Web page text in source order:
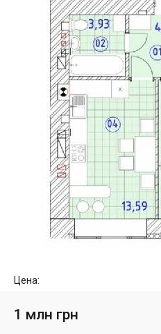
Цена:
1 млн грн